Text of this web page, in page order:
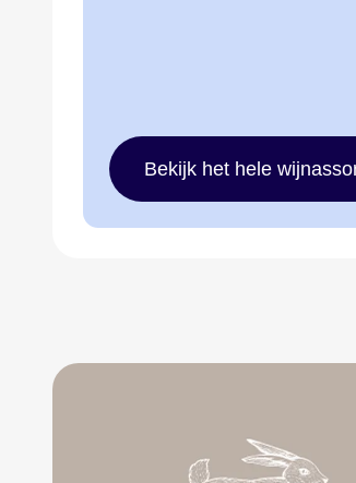
Bekijk het hele